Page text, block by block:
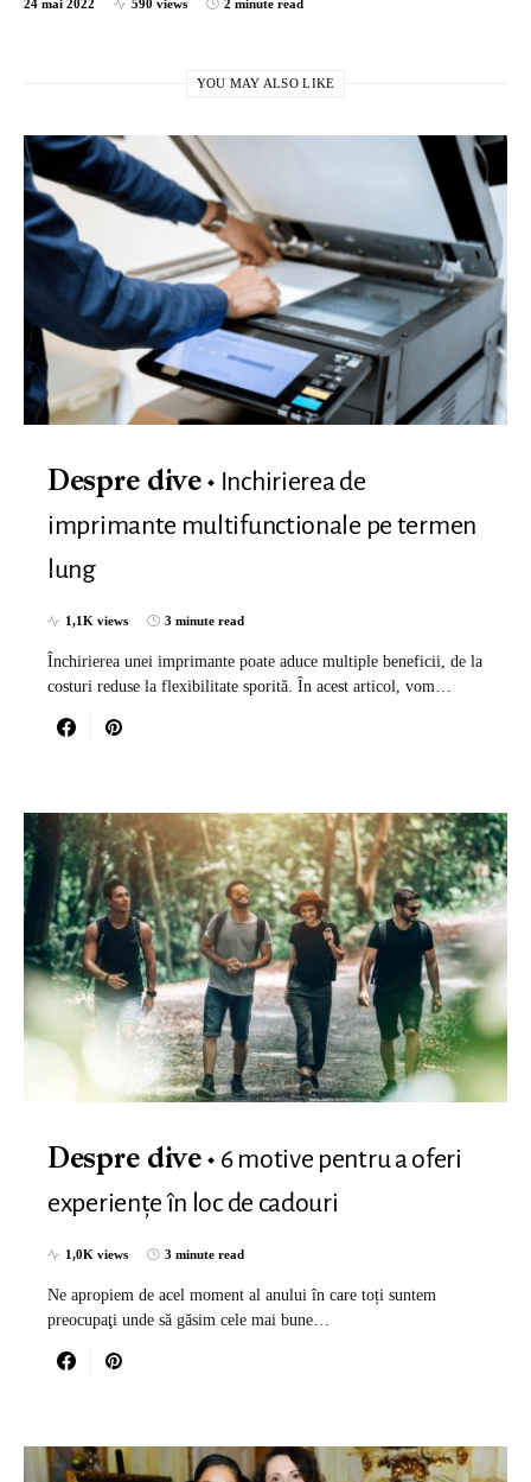
24 mai 2022 590 views 2 minute read
YOU MAY ALSO LIKE
Despre dive
Inchirierea de
imprimante multifunctionale pe termen
lung
1,1K views 3 minute read
Închirierea unei imprimante poate aduce multiple beneficii, de la
costuri reduse la flexibilitate sporită. În acest articol, vom…
Despre dive
6 motive pentru a oferi
experiențe în loc de cadouri
1,0K views 3 minute read
Ne apropiem de acel moment al anului în care toți suntem
preocupaţi unde să găsim cele mai bune…